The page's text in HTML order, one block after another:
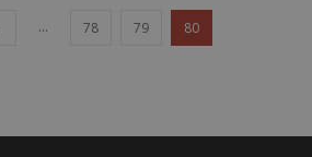
... 78 79 80